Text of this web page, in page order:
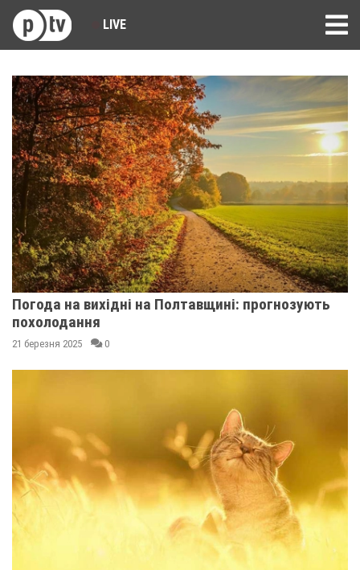
LIVE
Погода на вихідні на Полтавщині: прогнозують
похолодання
21 березня 2025 0